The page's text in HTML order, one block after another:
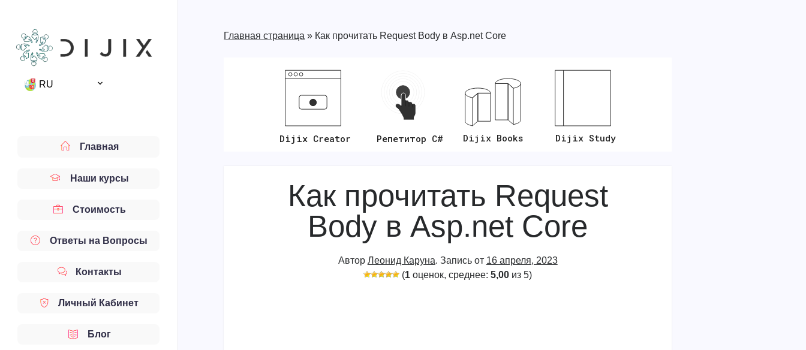
RU
Главная
Наши курсы
Стоимость
Ответы на Вопросы
Контакты
Личный Кабинет
Блог
Главная страница » Как прочитать Request Body в Asp.net Core
Dijix Creator Репетитор C# Dijix Books Dijix Study
Как прочитать Request
Body в Asp.net Core
Автор Леонид Каруна. Запись от 16 апреля, 2023
(1 оценок, среднее:5,00 из 5)